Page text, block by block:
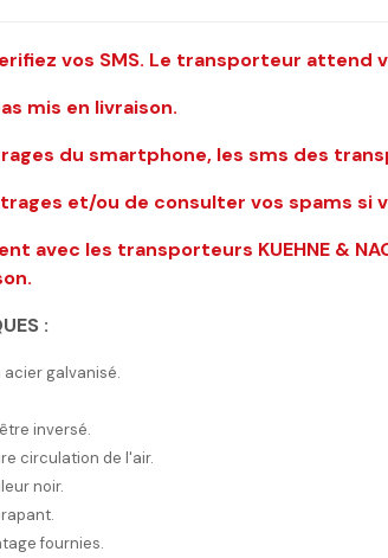
vos SMS. Le transporteur attend
mis en livraison.
du smartphone, les sms des
et/ou de consulter vos spams si
avec les transporteurs KUEHNE &
:
galvanisé.
inversé.
circulation de l'air.
noir.
fournies.